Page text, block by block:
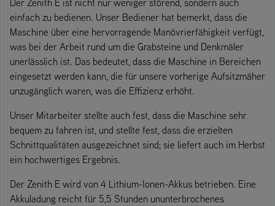
Der Zenith E ist nicht nur weniger störend, sondern auch
einfach zu bedienen. Unser Bediener hat bemerkt, dass die
Maschine über eine hervorragende Manövrierfähigkeit verfügt,
was bei der Arbeit rund um die Grabsteine und Denkmäler
unerlässlich ist. Das bedeutet, dass die Maschine in Bereichen
eingesetzt werden kann, die für unsere vorherige Aufsitzmäher
unzugänglich waren, was die Effizienz erhöht.
Unser Mitarbeiter stellte auch fest, dass die Maschine sehr
bequem zu fahren ist, und stellte fest, dass die erzielten
Schnittqualitäten ausgezeichnet sind; sie liefert auch im Herbst
ein hochwertiges Ergebnis.
Der Zenith E wird von 4 Lithium-Ionen-Akkus betrieben. Eine
Akkuladung reicht für 5,5 Stunden ununterbrochenes